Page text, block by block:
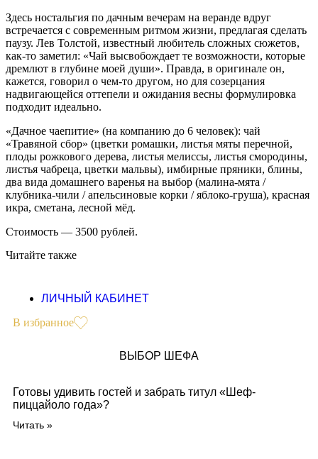
Здесь ностальгия по дачным вечерам на веранде вдруг
встречается с современным ритмом жизни, предлагая сделать
паузу. Лев Толстой, известный любитель сложных сюжетов,
как-то заметил: «Чай высвобождает те возможности, которые
дремлют в глубине моей души». Правда, в оригинале он,
кажется, говорил о чем-то другом, но для созерцания
надвигающейся оттепели и ожидания весны формулировка
подходит идеально.
«Дачное чаепитие» (на компанию до 6 человек): чай
«Травяной сбор» (цветки ромашки, листья мяты перечной,
плоды рожкового дерева, листья мелиссы, листья смородины,
листья чабреца, цветки мальвы), имбирные пряники, блины,
два вида домашнего варенья на выбор (малина-мята /
клубника-чили / апельсиновые корки / яблоко-груша), красная
икра, сметана, лесной мёд.
Стоимость — 3500 рублей.
Читайте также
ЛИЧНЫЙ КАБИНЕТ
В избранное
ВЫБОР ШЕФА
Готовы удивить гостей и забрать титул «Шеф-
пиццайоло года»?
Читать »